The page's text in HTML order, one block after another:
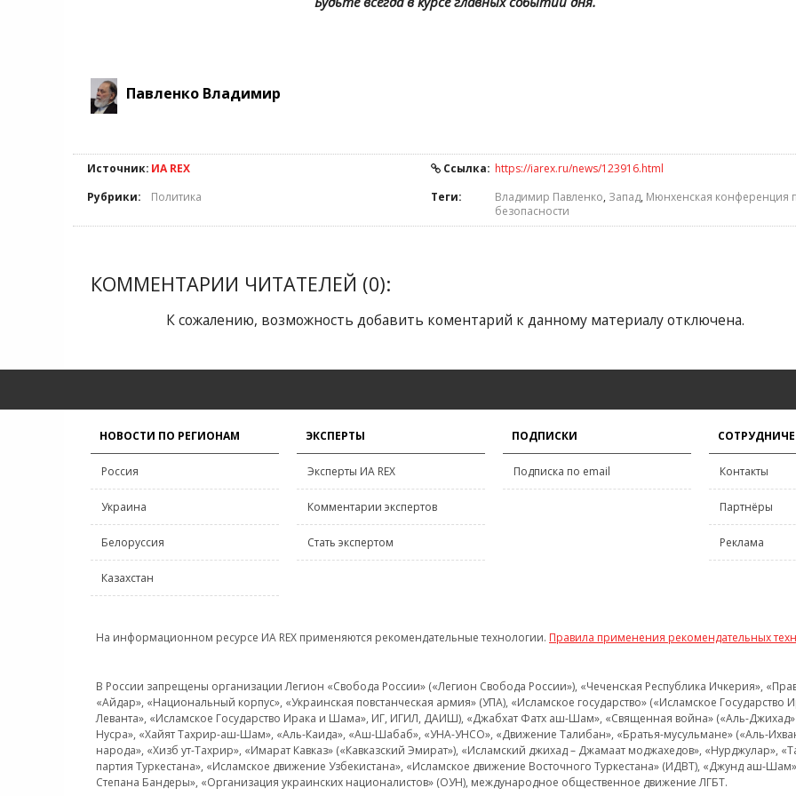
Павленко Владимир
Источник: ИА REX Ссылка: https://iarex.ru/news/123916.html
Рубрики:
Политика Теги: Владимир Павленко, Запад, Мюнхенская конференция
безопасности
КОММЕНТАРИИ ЧИТАТЕЛЕЙ (0):
К сожалению, возможность добавить коментарий к данному материалу отключена.
НОВОСТИ ПО РЕГИОНАМ
Россия
Украина
Белоруссия
Казахстан
ЭКСПЕРТЫ
Эксперты ИА REX
Комментарии экспертов
Стать экспертом
ПОДПИСКИ
Подписка по email Контакты
Партнёры
Реклама
На информационном ресурсе ИА REX применяются рекомендательные технологии. Правила применения рекомендательных
В России запрещены организации Легион «Свобода России» («Легион Свобода России»), «Чеченская Республика Ичкерия»,
«Айдар», «Национальный корпус», «Украинская повстанческая армия» (УПА), «Исламское государство» («Исламское
Леванта», «Исламское Государство Ирака и Шама», ИГ, ИГИЛ, ДАИШ), «Джабхат Фатх аш-Шам», «Священная война» («Аль-Джихад»
Нусра», «Хайят Тахрир-аш-Шам», «Аль-Каида», «Аш-Шабаб», «УНА-УНСО», «Движение Талибан», «Братья-мусульмане» («Аль-
народа», «Хизб ут-Тахрир», «Имарат Кавказ» («Кавказский Эмират»), «Исламский джихад – Джамаат моджахедов», «Нурджулар»,
партия Туркестана», «Исламское движение Узбекистана», «Исламское движение Восточного Туркестана» (ИДВТ), «Джунд аш-
Степана Бандеры», «Организация украинских националистов» (ОУН), международное общественное движение ЛГБТ.